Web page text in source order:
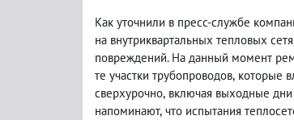
Как уточнили в пресс-службе
на внутриквартальных тепловых
повреждений. На данный момент
те участки трубопроводов, которые
сверхурочно, включая выходные
напоминают, что испытания